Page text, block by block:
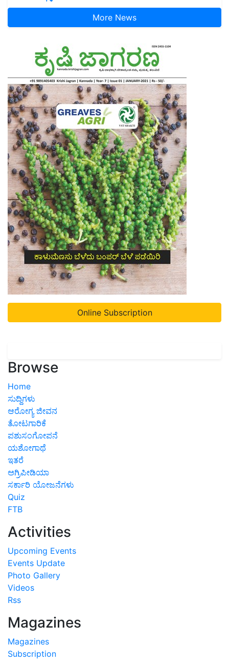
More News
Online Subscription
Browse
Home
ಸುದ್ದಿಗಳು
ಆರೋಗ್ಯ ಜೀವನ
ತೋಟಗಾರಿಕೆ
ಪಶುಸಂಗೋಪನೆ
ಯಶೋಗಾಥೆ
ಇತರೆ
ಅಗ್ರಿಪೀಡಿಯಾ
ಸರ್ಕಾರಿ ಯೋಜನೆಗಳು
Quiz
FTB
Activities
Upcoming Events
Events Update
Photo Gallery
Videos
Rss
Magazines
Magazines
Subscription